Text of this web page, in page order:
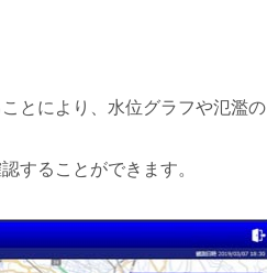
とにより、水位グラフや氾濫の
することができます。